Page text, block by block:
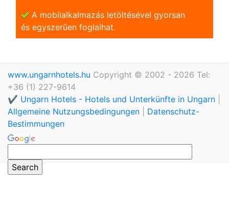
A mobilalkalmazás letöltésével gyorsan
és egyszerũen foglalhat.
www.ungarnhotels.hu Copyright © 2002 - 2026 Tel:
+36 (1) 227-9614
✔️ Ungarn Hotels - Hotels und Unterkünfte in Ungarn
Allgemeine Nutzungsbedingungen
Datenschutz-
Bestimmungen